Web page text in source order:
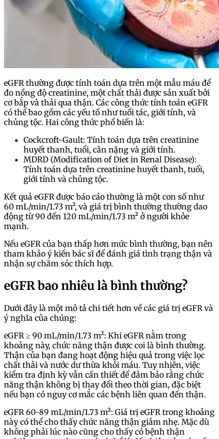
eGFR thường được tính toán dựa trên một mẫu máu để
đo nồng độ creatinine, một chất thải được sản xuất bởi
cơ bắp và thải qua thận. Các công thức tính toán eGFR
có thể bao gồm các yếu tố như tuổi tác, giới tính, và
chủng tộc. Hai công thức phổ biến là:
Cockcroft-Gault: Tính toán dựa trên creatinine
huyết thanh, tuổi, cân nặng và giới tính.
MDRD (Modification of Diet in Renal Disease):
Tính toán dựa trên creatinine huyết thanh, tuổi,
giới tính và chủng tộc.
Kết quả eGFR được báo cáo thường là một con số như
60 mL/min/1.73 m², và giá trị bình thường thường dao
động từ 90 đến 120 mL/min/1.73 m² ở người khỏe
mạnh.
Nếu eGFR của bạn thấp hơn mức bình thường, bạn nên
tham khảo ý kiến bác sĩ để đánh giá tình trạng thận và
nhận sự chăm sóc thích hợp.
eGFR bao nhiêu là bình thường?
Dưới đây là một mô tả chi tiết hơn về các giá trị eGFR và
ý nghĩa của chúng:
eGFR ≥ 90 mL/min/1.73 m²: Khi eGFR nằm trong
khoảng này, chức năng thận được coi là bình thường.
Thận của bạn đang hoạt động hiệu quả trong việc lọc
chất thải và nước dư thừa khỏi máu. Tuy nhiên, việc
kiểm tra định kỳ vẫn cần thiết để đảm bảo rằng chức
năng thận không bị thay đổi theo thời gian, đặc biệt
nếu bạn có nguy cơ mắc các bệnh liên quan đến thận.
eGFR 60-89 mL/min/1.73 m²: Giá trị eGFR trong khoảng
này có thể cho thấy chức năng thận giảm nhẹ. Mặc dù
không phải lúc nào cũng cho thấy có bệnh thận